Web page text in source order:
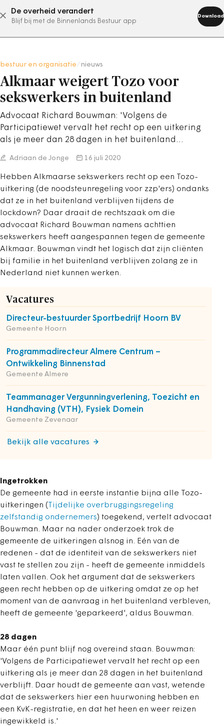
De overheid verandert
Blijf bij met de Binnenlands Bestuur app
Download
abonneer nu
bestuur en organisatie nieuws
Alkmaar weigert Tozo voor
sekswerkers in buitenland
Advocaat Richard Bouwman: 'Volgens de
Participatiewet vervalt het recht op een uitkering
als je meer dan 28 dagen in het buitenland…
Adriaan de Jonge 16 juli 2020
Hebben Alkmaarse sekswerkers recht op een Tozo-
uitkering (de noodsteunregeling voor zzp'ers) ondanks
dat ze in het buitenland verblijven tijdens de
lockdown? Daar draait de rechtszaak om die
advocaat Richard Bouwman namens achttien
sekswerkers heeft aangespannen tegen de gemeente
Alkmaar. Bouwman vindt het logisch dat zijn cliënten
bij familie in het buitenland verblijven zolang ze in
Nederland niet kunnen werken.
Vacatures
Directeur-bestuurder Sportbedrijf Hoorn BV
Gemeente Hoorn
Programmadirecteur Almere Centrum –
Ontwikkeling Binnenstad
Gemeente Almere
Teammanager Vergunningverlening, Toezicht en
Handhaving (VTH), Fysiek Domein
Gemeente Zevenaar
Bekijk alle vacatures
Ingetrokken
De gemeente had in eerste instantie bijna alle Tozo-
uitkeringen ( Tijdelijke overbruggingsregeling
zelfstandig ondernemers) toegekend, vertelt advocaat
Bouwman. Maar na nader onderzoek trok de
gemeente de uitkeringen alsnog in. Eén van de
redenen - dat de identiteit van de sekswerkers niet
vast te stellen zou zijn - heeft de gemeente inmiddels
laten vallen. Ook het argument dat de sekswerkers
geen recht hebben op de uitkering omdat ze op het
moment van de aanvraag in het buitenland verbleven,
heeft de gemeente 'geparkeerd', aldus Bouwman.
28 dagen
Maar één punt blijf nog overeind staan. Bouwman:
'Volgens de Participatiewet vervalt het recht op een
uitkering als je meer dan 28 dagen in het buitenland
verblijft. Daar houdt de gemeente aan vast, wetende
dat de sekswerkers hier een huurwoning hebben en
een KvK-registratie, en dat het heen en weer reizen
ingewikkeld is.'